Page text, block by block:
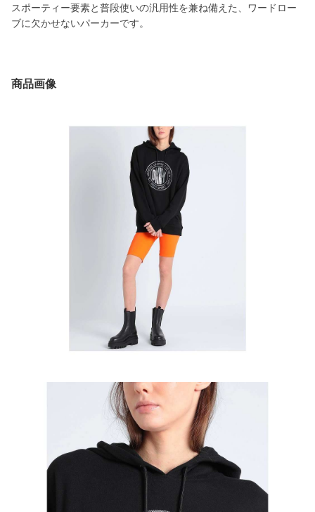
スポーティー要素と普段使いの汎用性を兼ね備えた、ワードロー
ブに欠かせないパーカーです。
商品画像